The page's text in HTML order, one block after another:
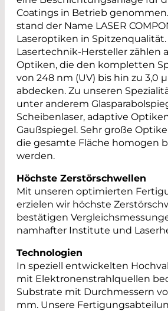
Coatings in Betrieb
stand der Name LASER
Laseroptiken in Spitzenqualität.
Lasertechnik-Hersteller zählen
Optiken, die den kompletten
von 248 nm (UV) bis hin zu 3,0
abdecken. Zu unseren
unter anderem
Scheibenlaser, adaptive
Gaußspiegel. Sehr große
die gesamte Fläche homogen
werden.
Höchste Zerstörschwellen
Mit unseren optimierten
erzielen wir höchste
bestätigen
namhafter Institute und
Technologien
In speziell entwickelten
mit Elektronenstrahlquellen
Substrate mit Durchmessern
mm. Unsere